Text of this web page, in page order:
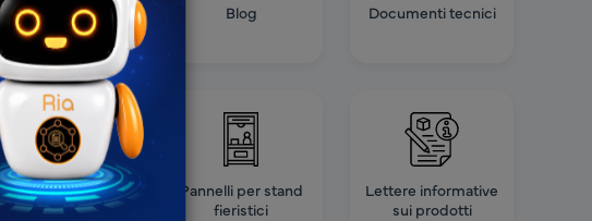
Post sui social
media
Blog Documenti tecnici
Pubblicità
audio/video
Pannelli per stand
fieristici
Lettere informative
sui prodotti